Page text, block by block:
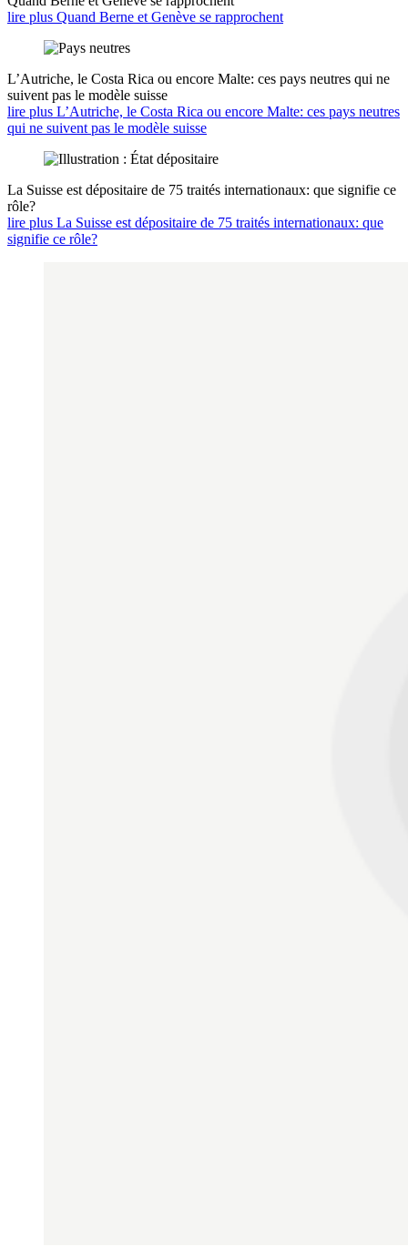
lire plus Quand Berne et Genève se rapprochent
L’Autriche, le Costa Rica ou encore Malte: ces pays neutres qui ne
suivent pas le modèle suisse
lire plus L’Autriche, le Costa Rica ou encore Malte: ces pays neutres
qui ne suivent pas le modèle suisse
La Suisse est dépositaire de 75 traités internationaux: que signifie ce
rôle?
lire plus La Suisse est dépositaire de 75 traités internationaux: que
signifie ce rôle?